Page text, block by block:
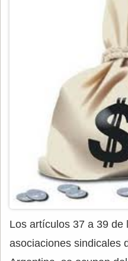
Los artículos 37 a 39 de
asociaciones sindicales